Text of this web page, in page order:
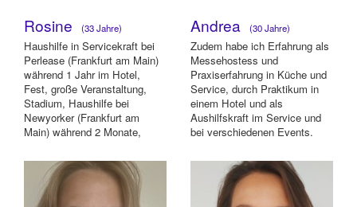
Rosine (33 Jahre)
Haushilfe in Servicekraft bei
Perlease (Frankfurt am Main)
während 1 Jahr im Hotel,
Fest, große Veranstaltung,
Stadium, Haushilfe bei
Newyorker (Frankfurt am
Main) während 2 Monate,
Andrea (30 Jahre)
Zudem habe ich Erfahrung als
Messehostess und
Praxiserfahrung in Küche und
Service, durch Praktikum in
einem Hotel und als
Aushilfskraft im Service und
bei verschiedenen Events.